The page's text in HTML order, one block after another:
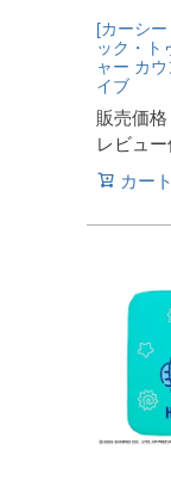
[カーシ
ック・ト
ャー カ
イブ
販売価格
レビュ
カー